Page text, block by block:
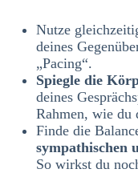
Nutze
deines
„Pacing“.
Spiegle die
deines
Rahmen, wie
Finde die
sympathischen
So wirkst du